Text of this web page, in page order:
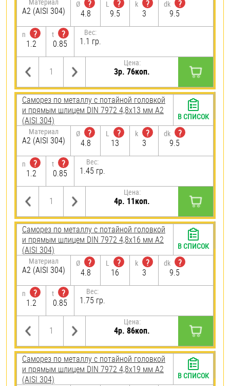
А2 (AISI 304)
Ø
?
4.8
L
?
9.5
k
?
3
dk
?
9.5
n
?
1.2
t
?
0.85
Вес:
1.1 гр.
Цена:
3р. 76коп.
Саморез по металлу с потайной головкой
и прямым шлицем DIN 7972 4,8х13 мм А2
(AISI 304)
Материал
А2 (AISI 304)
Ø
?
4.8
L
?
13
k
?
3
dk
?
9.5
n
?
1.2
t
?
0.85
Вес:
1.45 гр.
Цена:
4р. 11коп.
В СПИСОК
Саморез по металлу с потайной головкой
и прямым шлицем DIN 7972 4,8х16 мм А2
(AISI 304)
Материал
А2 (AISI 304)
Ø
?
4.8
L
?
16
k
?
3
dk
?
9.5
n
?
1.2
t
?
0.85
Вес:
1.75 гр.
Цена:
4р. 86коп.
В СПИСОК
Саморез по металлу с потайной головкой
и прямым шлицем DIN 7972 4,8х19 мм А2
(AISI 304)
В СПИСОК